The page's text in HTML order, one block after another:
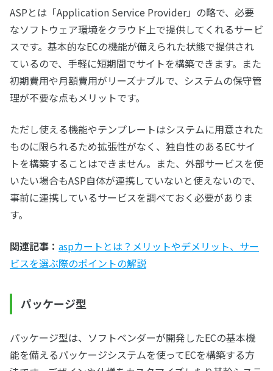
ASPとは「Application Service Provider」の略で、必要
なソフトウェア環境をクラウド上で提供してくれるサービ
スです。基本的なECの機能が備えられた状態で提供され
ているので、手軽に短期間でサイトを構築できます。また
初期費用や月額費用がリーズナブルで、システムの保守管
理が不要な点もメリットです。
ただし使える機能やテンプレートはシステムに用意された
ものに限られるため拡張性がなく、独自性のあるECサイ
トを構築することはできません。また、外部サービスを使
いたい場合もASP自体が連携していないと使えないので、
事前に連携しているサービスを調べておく必要がありま
す。
関連記事： aspカートとは？メリットやデメリット、サー
ビスを選ぶ際のポイントの解説
パッケージ型
パッケージ型は、ソフトベンダーが開発したECの基本機
能を備えるパッケージシステムを使ってECを構築する方